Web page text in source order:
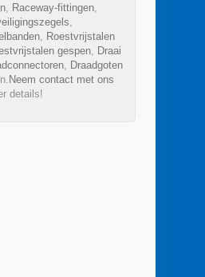
, Raceway-fittingen,
,
, Roestvrijstalen
gespen, Draai
, Draadgoten
Neem contact met ons
details!